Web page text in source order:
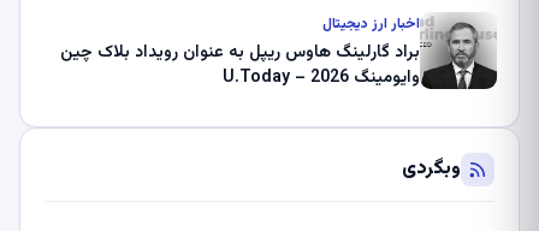
اخبار ارز دیجیتال
براد گارلینگ هاوس ریپل به عنوان رویداد بلاک چین
وایومینگ 2026 – U.Today
وبگردی